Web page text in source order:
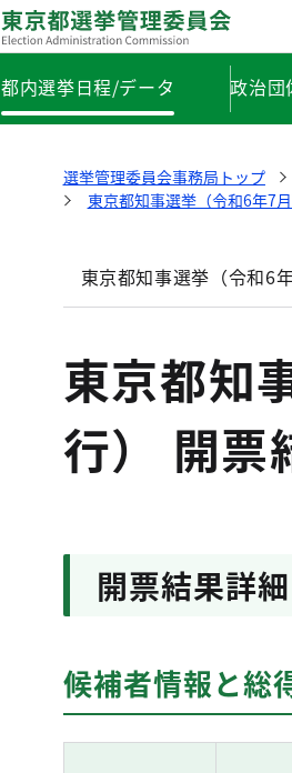
都内選挙日程/データ 政治
選挙管理委員会事務局トップ
東京都知事選挙（令和6年7
東京都知事選挙（令和6
東京都知
行） 開票
開票結果詳細
候補者情報と総